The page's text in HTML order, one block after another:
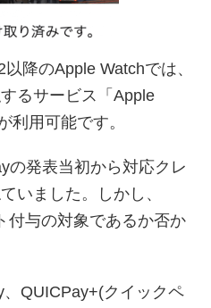
降のApple Watchでは、
るサービス「Apple
利用可能です。
の発表当初から対応クレ
いました。しかし、
付与の対象であるか否か
QUICPay+(クイックペ